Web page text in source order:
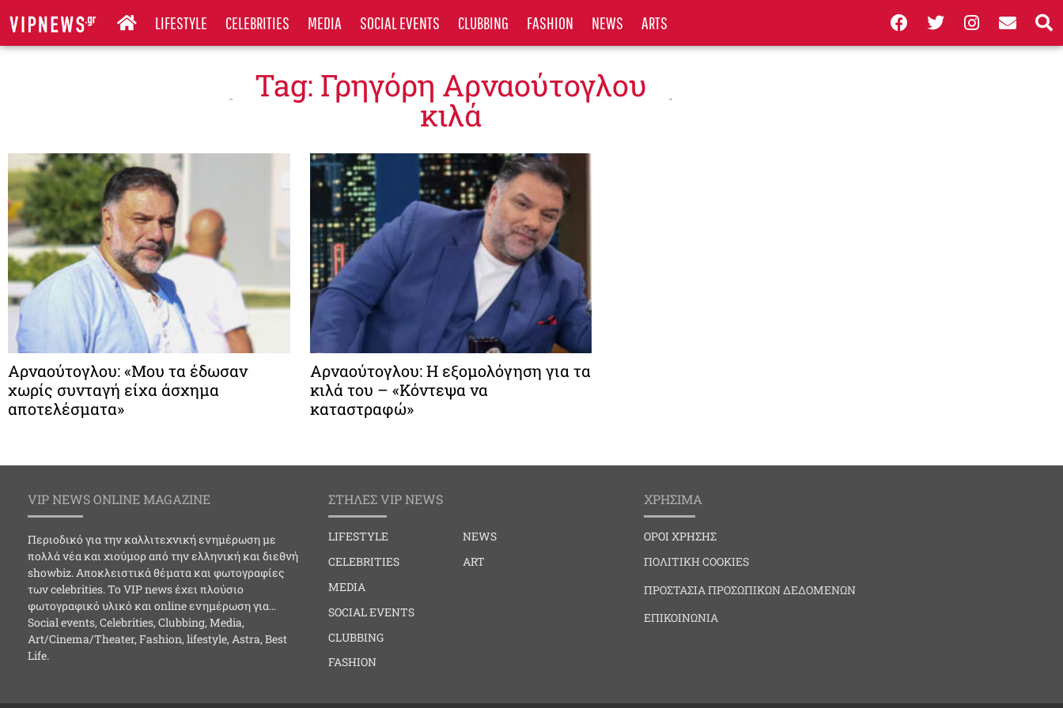
LIFESTYLE CELEBRITIES MEDIA SOCIAL EVENTS CLUBBING FASHION NEWS ARTS
Tag: Γρηγόρη Αρναούτογλου
κιλά
Αρναούτογλου: «Μου τα έδωσαν
χωρίς συνταγή είχα άσχημα
αποτελέσματα»
Αρναούτογλου: Η εξομολόγηση για τα
κιλά του – «Κόντεψα να
καταστραφώ»
VIP NEWS ONLINE MAGAZINE
Περιοδικό για την καλλιτεχνική ενημέρωση με
πολλά νέα και χιούμορ από την ελληνική και διεθνή
showbiz. Αποκλειστικά θέματα και φωτογραφίες
των celebrities. Το VIP news έχει πλούσιο
φωτογραφικό υλικό και online ενημέρωση για…
Social events, Celebrities, Clubbing, Media,
Art/Cinema/Theater, Fashion, lifestyle, Astra, Best
Life.
ΣΤΗΛΕΣ VIP NEWS
LIFESTYLE
CELEBRITIES
MEDIA
SOCIAL EVENTS
CLUBBING
FASHION
NEWS
ART
ΧΡΗΣΙΜΑ
ΟΡΟΙ ΧΡΗΣΗΣ
ΠΟΛΙΤΙΚΗ COOKIES
ΠΡΟΣΤΑΣΙΑ ΠΡΟΣΩΠΙΚΩΝ ΔΕΔΟΜΕΝΩΝ
ΕΠΙΚΟΙΝΩΝΙΑ